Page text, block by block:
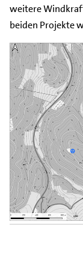
weitere
beiden Projekte